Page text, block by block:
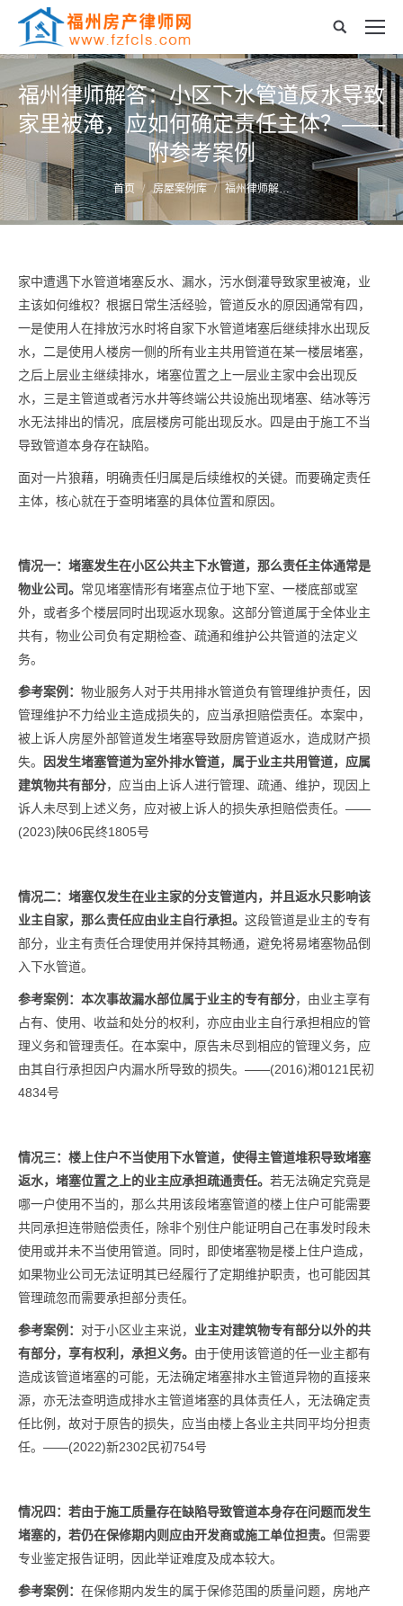
福州律师解答：小区下水管道反水导致
家里被淹，应如何确定责任主体？——
附参考案例
您的位置： 首页 房屋案例库 福州律师解…
家中遭遇下水管道堵塞反水、漏水，污水倒灌导致家里被淹，业
主该如何维权？根据日常生活经验，管道反水的原因通常有四，
一是使用人在排放污水时将自家下水管道堵塞后继续排水出现反
水，二是使用人楼房一侧的所有业主共用管道在某一楼层堵塞，
之后上层业主继续排水，堵塞位置之上一层业主家中会出现反
水，三是主管道或者污水井等终端公共设施出现堵塞、结冰等污
水无法排出的情况，底层楼房可能出现反水。四是由于施工不当
导致管道本身存在缺陷。
面对一片狼藉，明确责任归属是后续维权的关键。而要确定责任
主体，核心就在于查明堵塞的具体位置和原因。
情况一： 堵塞发生在小区公共主下水管道， 那么责任主体通常是
物业公司。 常见堵塞情形有堵塞点位于地下室、一楼底部或室
外，或者多个楼层同时出现返水现象。这部分管道属于全体业主
共有，物业公司负有定期检查、疏通和维护公共管道的法定义
务。
参考案例： 物业服务人对于共用排水管道负有管理维护责任，因
管理维护不力给业主造成损失的，应当承担赔偿责任。本案中，
被上诉人房屋外部管道发生堵塞导致厨房管道返水，造成财产损
失。
因发生堵塞管道为室外排水管道，属于业主共用管道，应属
建筑物共有部分，应当由上诉人进行管理、疏通、维护，现因上
诉人未尽到上述义务，应对被上诉人的损失承担赔偿责任。——
(2023)陕06民终1805号
情况二： 堵塞仅发生在业主家的分支管道内， 并且返水只影响该
业主自家，那么责任应由业主自行承担。 这段管道是业主的专有
部分，业主有责任合理使用并保持其畅通，避免将易堵塞物品倒
入下水管道。
参考案例：本次事故漏水部位属于业主的专有部分，由业主享有
占有、使用、收益和处分的权利，亦应由业主自行承担相应的管
理义务和管理责任。在本案中，原告未尽到相应的管理义务，应
由其自行承担因户内漏水所导致的损失。——(2016)湘0121民初
4834号
情况三：楼上住户不当使用下水管道，使得主管道堆积导致堵塞
返水，堵塞位置之上的业主应承担疏通责任。 若无法确定究竟是
哪一户使用不当的，那么共用该段堵塞管道的楼上住户可能需要
共同承担连带赔偿责任，除非个别住户能证明自己在事发时段未
使用或并未不当使用管道。同时，即使堵塞物是楼上住户造成，
如果物业公司无法证明其已经履行了定期维护职责，也可能因其
管理疏忽而需要承担部分责任。
参考案例： 对于小区业主来说， 业主对建筑物专有部分以外的共
有部分，享有权利，承担义务。 由于使用该管道的任一业主都有
造成该管道堵塞的可能，无法确定堵塞排水主管道异物的直接来
源，亦无法查明造成排水主管道堵塞的具体责任人，无法确定责
任比例，故对于原告的损失，应当由楼上各业主共同平均分担责
任。——(2022)新2302民初754号
情况四：若由于施工质量存在缺陷导致管道本身存在问题而发生
堵塞的，若仍在保修期内则应由开发商或施工单位担责。 但需要
专业鉴定报告证明，因此举证难度及成本较大。
参考案例： 在保修期内发生的属于保修范围的质量问题，房地产